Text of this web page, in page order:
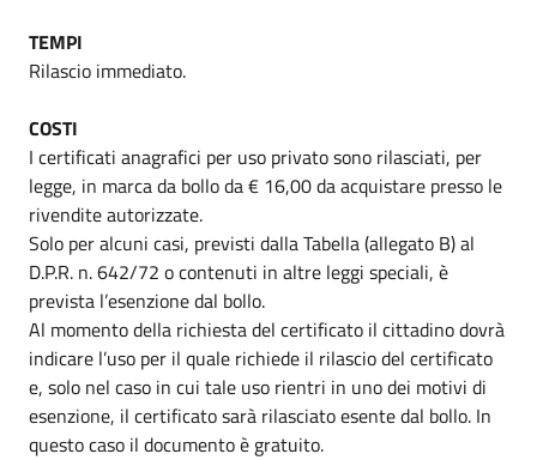
TEMPI
Rilascio immediato.
COSTI
I certificati anagrafici per uso privato sono rilasciati, per
legge, in marca da bollo da € 16,00 da acquistare presso le
rivendite autorizzate.
Solo per alcuni casi, previsti dalla Tabella (allegato B) al
D.P.R. n. 642/72 o contenuti in altre leggi speciali, è
prevista l’esenzione dal bollo.
Al momento della richiesta del certificato il cittadino dovrà
indicare l’uso per il quale richiede il rilascio del certificato
e, solo nel caso in cui tale uso rientri in uno dei motivi di
esenzione, il certificato sarà rilasciato esente dal bollo. In
questo caso il documento è gratuito.